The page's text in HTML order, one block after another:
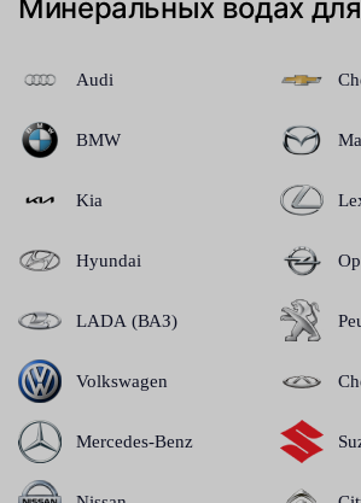
Минеральных водах
Audi
BMW
Kia
Hyundai
LADA (ВАЗ)
Volkswagen
Mercedes-Benz